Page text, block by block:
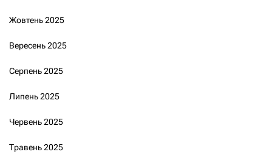
Жовтень 2025
Вересень 2025
Серпень 2025
Липень 2025
Червень 2025
Травень 2025